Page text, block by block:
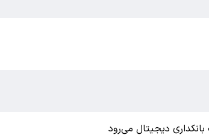
دیجیتال می‌رود